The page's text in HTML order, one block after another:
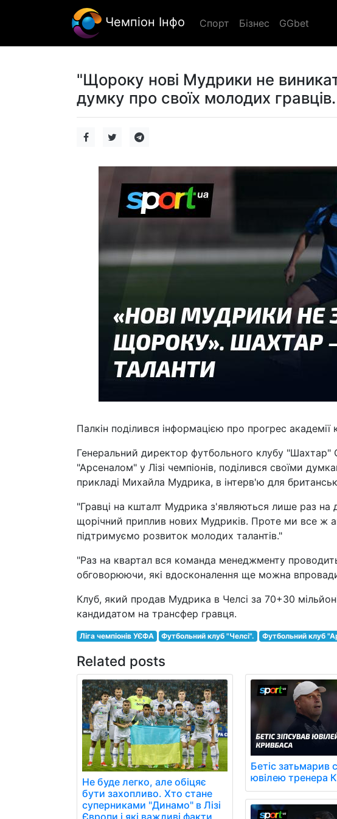
Чемпіон Інфо Спорт Бізнес GGbet
"Щороку нові Мудрики не
думку про своїх молодих гравців.
Палкін поділився інформацією про прогрес академії
Генеральний директор футбольного клубу "Шахтар"
"Арсеналом" у Лізі чемпіонів, поділився своїми
прикладі Михайла Мудрика, в інтерв'ю для
"Гравці на кшталт Мудрика з'являються лише раз на
щорічний приплив нових Мудриків. Проте ми все ж
підтримуємо розвиток молодих талантів."
"Раз на квартал вся команда менеджменту проводить
обговорюючи, які вдосконалення ще можна
Клуб, який продав Мудрика в Челсі за 70+30
кандидатом на трансфер гравця.
Ліга чемпіонів УЄФА Футбольний клуб "Челсі". Футбольний клуб
Related posts
Не буде легко, але обіцяє
бути захопливо. Хто стане
суперниками "Динамо" в Лізі
Європи і які важливі факти
Бетіс затьмарив
ювілею тренера